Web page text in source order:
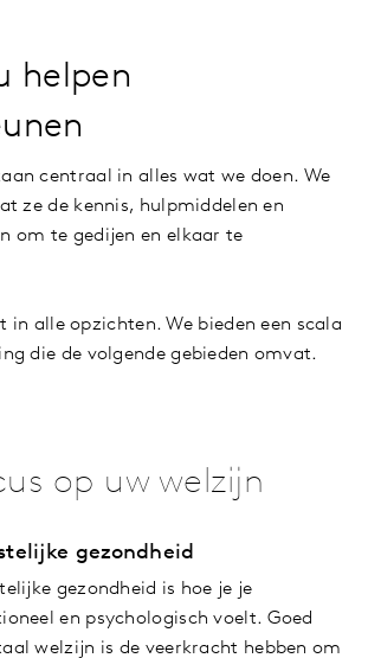
helpen
centraal in alles wat we doen. We
ze de kennis, hulpmiddelen en
om te gedijen en elkaar te
in alle opzichten. We bieden een scala
die de volgende gebieden omvat.
op uw welzijn
gezondheid
gezondheid is hoe je je
en psychologisch voelt. Goed
welzijn is de veerkracht hebben om